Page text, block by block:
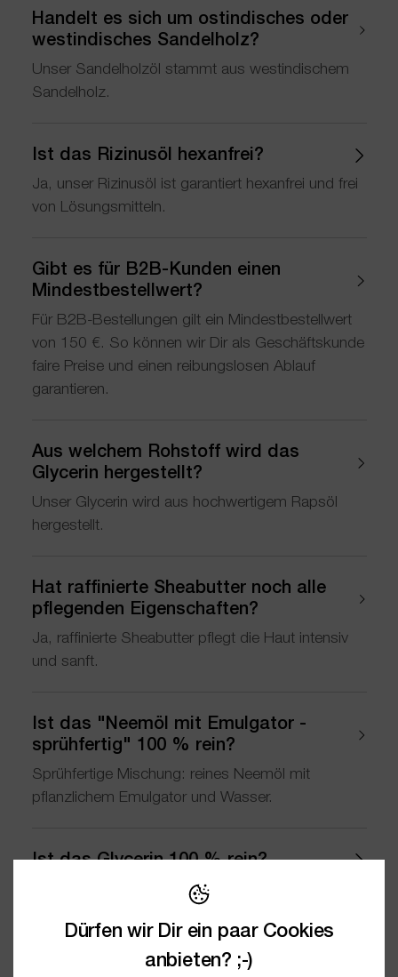
Handelt es sich um ostindisches oder
westindisches Sandelholz?
Unser Sandelholzöl stammt aus westindischem
Sandelholz.
Ist das Rizinusöl hexanfrei?
Ja, unser Rizinusöl ist garantiert hexanfrei und frei
von Lösungsmitteln.
Gibt es für B2B-Kunden einen
Mindestbestellwert?
Für B2B-Bestellungen gilt ein Mindestbestellwert
von 150 €. So können wir Dir als Geschäftskunde
faire Preise und einen reibungslosen Ablauf
garantieren.
Aus welchem Rohstoff wird das
Glycerin hergestellt?
Unser Glycerin wird aus hochwertigem Rapsöl
hergestellt.
Hat raffinierte Sheabutter noch alle
pflegenden Eigenschaften?
Ja, raffinierte Sheabutter pflegt die Haut intensiv
und sanft.
Ist das "Neemöl mit Emulgator -
sprühfertig" 100 % rein?
Sprühfertige Mischung: reines Neemöl mit
pflanzlichem Emulgator und Wasser.
Ist das Glycerin 100 % rein?
Ja, unser Glycerin ist 100 % pflanzlich und ohne
Dürfen wir Dir ein paar Cookies
anbieten? ;-)